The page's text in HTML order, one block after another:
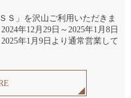
Ｓ」を沢山ご利用いただきま
年12月29日～2025年1月8日
年1月9日より通常営業して